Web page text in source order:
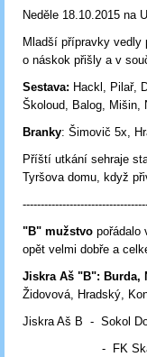
Neděle 18.10.2015 na
Mladší přípravky vedly
o náskok přišly a v
Sestava: Hackl, Pilař,
Školoud, Balog, Mišin,
Branky: Šimovič 5x,
Příští utkání sehraje
Tyršova domu, když
"B" mužstvo pořádalo
opět velmi dobře a
Jiskra Aš "B": Burda,
Židovová, Hradský,
Jiskra Aš B - Sokol
- FK Skalná 4:2